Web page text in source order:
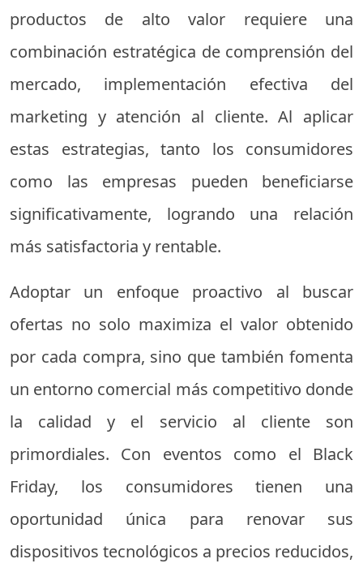
productos de alto valor requiere una
combinación estratégica de comprensión del
mercado, implementación efectiva del
marketing y atención al cliente. Al aplicar
estas estrategias, tanto los consumidores
como las empresas pueden beneficiarse
significativamente, logrando una relación
más satisfactoria y rentable.
Adoptar un enfoque proactivo al buscar
ofertas no solo maximiza el valor obtenido
por cada compra, sino que también fomenta
un entorno comercial más competitivo donde
la calidad y el servicio al cliente son
primordiales. Con eventos como el Black
Friday, los consumidores tienen una
oportunidad única para renovar sus
dispositivos tecnológicos a precios reducidos,